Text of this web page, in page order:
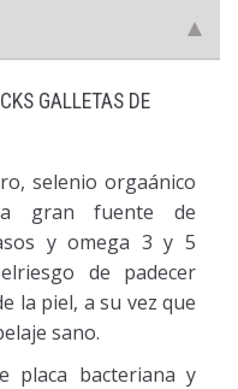
GALLETAS DE
selenio orgaánico
gran fuente de
y omega 3 y 5
de padecer
la piel, a su vez que
sano.
placa bacteriana y